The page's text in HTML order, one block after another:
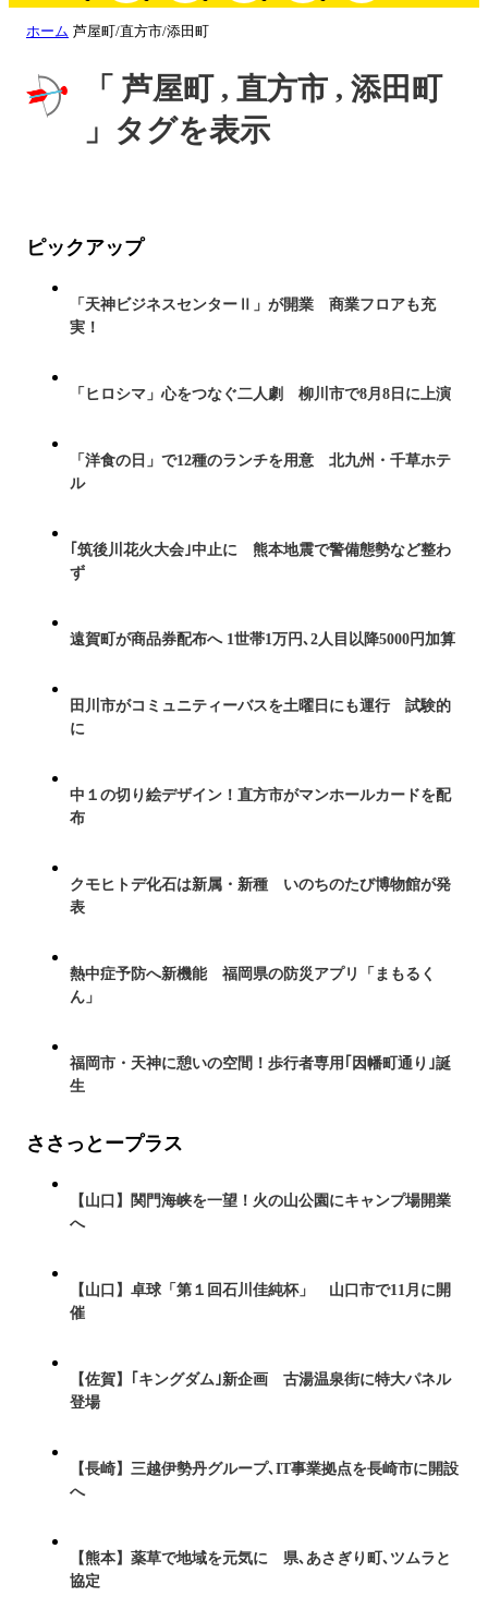
ホーム 芦屋町/直方市/添田町
「 芦屋町 , 直方市 , 添田町
」タグを表示
ピックアップ
「天神ビジネスセンターⅡ」が開業 商業フロアも充
実！
「ヒロシマ」心をつなぐ二人劇 柳川市で8月8日に上演
「洋食の日」で12種のランチを用意 北九州・千草ホテ
ル
｢筑後川花火大会｣中止に 熊本地震で警備態勢など整わ
ず
遠賀町が商品券配布へ 1世帯1万円､2人目以降5000円加算
田川市がコミュニティーバスを土曜日にも運行 試験的
に
中１の切り絵デザイン！直方市がマンホールカードを配
布
クモヒトデ化石は新属・新種 いのちのたび博物館が発
表
熱中症予防へ新機能 福岡県の防災アプリ「まもるく
ん」
福岡市・天神に憩いの空間！歩行者専用｢因幡町通り｣誕
生
ささっとープラス
【山口】関門海峡を一望！火の山公園にキャンプ場開業
へ
【山口】卓球「第１回石川佳純杯」 山口市で11月に開
催
【佐賀】｢キングダム｣新企画 古湯温泉街に特大パネル
登場
【長崎】三越伊勢丹グループ､IT事業拠点を長崎市に開設
へ
【熊本】薬草で地域を元気に 県､あさぎり町､ツムラと
協定